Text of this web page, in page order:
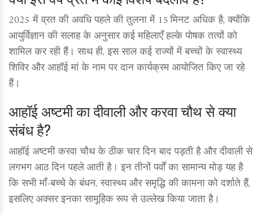
2025 में व्रत की अवधि पहले की तुलना में 15 मिनट अधिक है, क्योंकि
आयुर्विज्ञान की सलाह के अनुसार कई महिलाएँ हल्के पोषक तत्वों को
शामिल कर रही हैं। साथ ही, इस साल कई राज्यों में बच्चों के स्वास्थ्य
शिविर और आहॉई मां के नाम पर दान कार्यक्रम आयोजित किए जा रहे
हैं।
आहॉई अष्टमी का दीवाली और करवा चौथ से क्या
संबंध है?
आहॉई अष्टमी करवा चौथ के ठीक चार दिन बाद पड़ती है और दीवाली से
लगभग आठ दिन पहले आती है। इन तीनों पर्वों का सामान्य मोड़ यह है
कि सभी माँ‑बच्चे के बंधन, स्वास्थ्य और समृद्धि की कामना को दर्शाते हैं,
इसलिए अक्सर इनका सामूहिक रूप से उल्लेख किया जाता है।